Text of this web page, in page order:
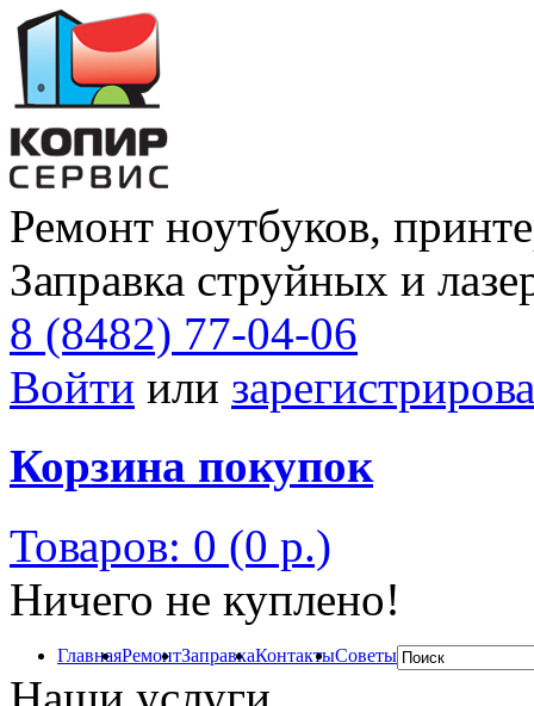
Ремонт ноутбуков,
Заправка струйных и
8 (8482) 77-04-06
Войти или
Корзина покупок
Товаров: 0 (0 р.)
Ничего не куплено!
ГлавнаяРемонтЗаправкаКонтактыСоветы